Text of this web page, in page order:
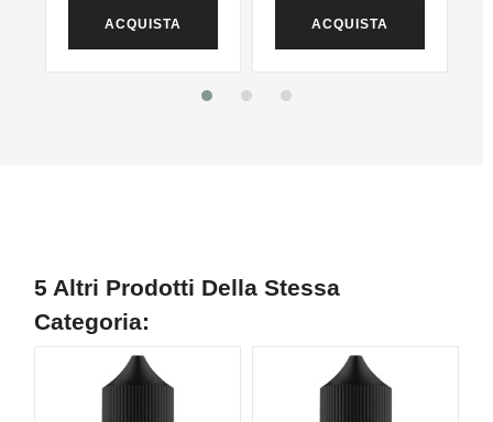
ACQUISTA ACQUISTA
5 Altri Prodotti Della Stessa
Categoria: